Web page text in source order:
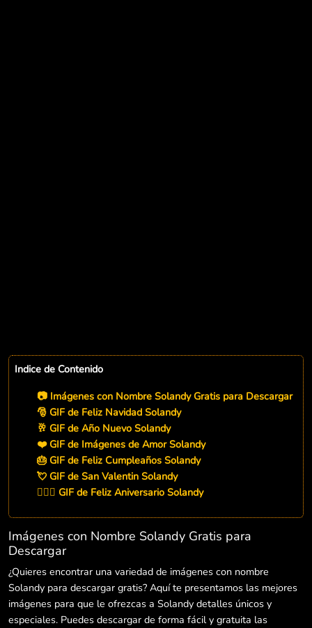
Indice de Contenido
📷 Imágenes con Nombre Solandy Gratis para Descargar
🎅 GIF de Feliz Navidad Solandy
🥂 GIF de Año Nuevo Solandy
❤️ GIF de Imágenes de Amor Solandy
🎂 GIF de Feliz Cumpleaños Solandy
💘 GIF de San Valentin Solandy
👨‍❤️‍👨 GIF de Feliz Aniversario Solandy
Imágenes con Nombre Solandy Gratis para
Descargar
¿Quieres encontrar una variedad de imágenes con nombre
Solandy para descargar gratis? Aquí te presentamos las mejores
imágenes para que le ofrezcas a Solandy detalles únicos y
especiales. Puedes descargar de forma fácil y gratuita las